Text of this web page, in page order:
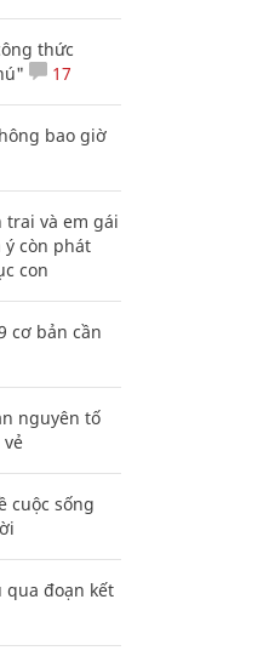
thức
17
bao giờ
trai và em gái
còn phát
con
cơ bản cần
nguyên tố
cuộc sống
đoạn kết